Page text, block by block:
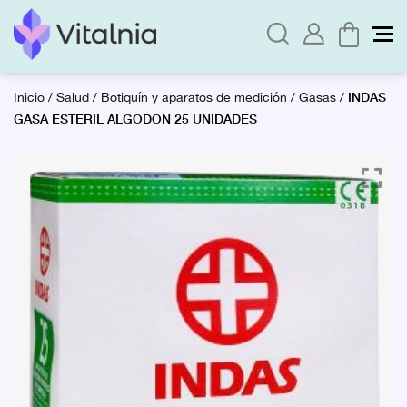
Inicio/Salud/ Botiquín y aparatos de medición /Gasas/ INDAS
GASA ESTERIL ALGODON 25 UNIDADES